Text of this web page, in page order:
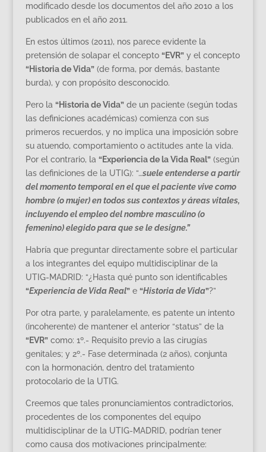
modificado desde los documentos del año 2010 a los
publicados en el año 2011.
En estos últimos (2011), nos parece evidente la
pretensión de solapar el concepto “EVR”y el concepto
“Historia de Vida”(de forma, por demás, bastante
burda), y con propósito desconocido.
Pero la “Historia de Vida”de un paciente (según todas
las definiciones académicas) comienza con sus
primeros recuerdos, y no implica una imposición sobre
su atuendo, comportamiento o actitudes ante la vida.
Por el contrario, la “Experiencia de la Vida Real”(según
las definiciones de la UTIG): “…suele entenderse a partir
del momento temporal en el que el paciente vive como
hombre (o mujer) en todos sus contextos y áreas vitales,
incluyendo el empleo del nombre masculino (o
femenino) elegido para que se le designe.”
Habría que preguntar directamente sobre el particular
a los integrantes del equipo multidisciplinar de la
UTIG-MADRID: “¿Hasta qué punto son identificables
“Experiencia de Vida Real”e “Historia de Vida”?”
Por otra parte, y paralelamente, es patente un intento
(incoherente) de mantener el anterior “status” de la
“EVR”como: 1º.- Requisito previo a las cirugías
genitales; y 2º.- Fase determinada (2 años), conjunta
con la hormonación, dentro del tratamiento
protocolario de la UTIG.
Creemos que tales pronunciamientos contradictorios,
procedentes de los componentes del equipo
multidisciplinar de la UTIG-MADRID, podrían tener
como causa dos motivaciones principalmente: